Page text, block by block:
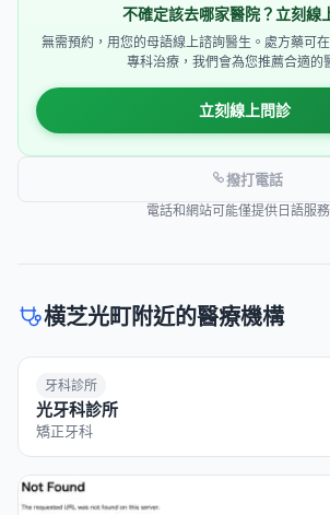
不確定該去哪家醫院？立刻線
無需預約，用您的母語線上諮詢醫生。處方藥可
專科治療，我們會為您推薦合適的
立刻線上問診
撥打電話
電話和網站可能僅提供日語服務
横芝光町附近的醫療機構
牙科診所
光牙科診所
矯正牙科